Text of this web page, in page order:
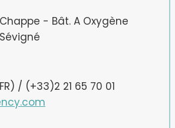
- Bât. A Oxygène
/ (+33)2 21 65 70 01